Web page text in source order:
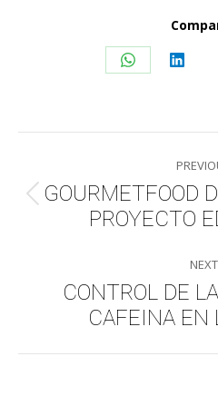
Share
WhatsApp
Share
navigation
GOURMETFOOD
PROYECTO
NEXT
CONTROL DE
CAFEINA EN